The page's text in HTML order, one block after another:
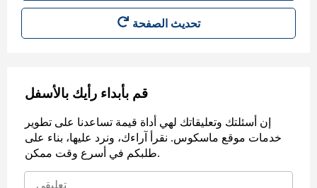
تحديث الصفحة
قم بأبداء رأيك بالأسفل
إن أسئلتك وتعليقاتك لهي أداة قيمة تساعدنا على تطوير
خدمات موقع ماسكوس. نقرأ آراءك، ونرد عليها، بناء على
طلبكم في أسرع وقت ممكن.